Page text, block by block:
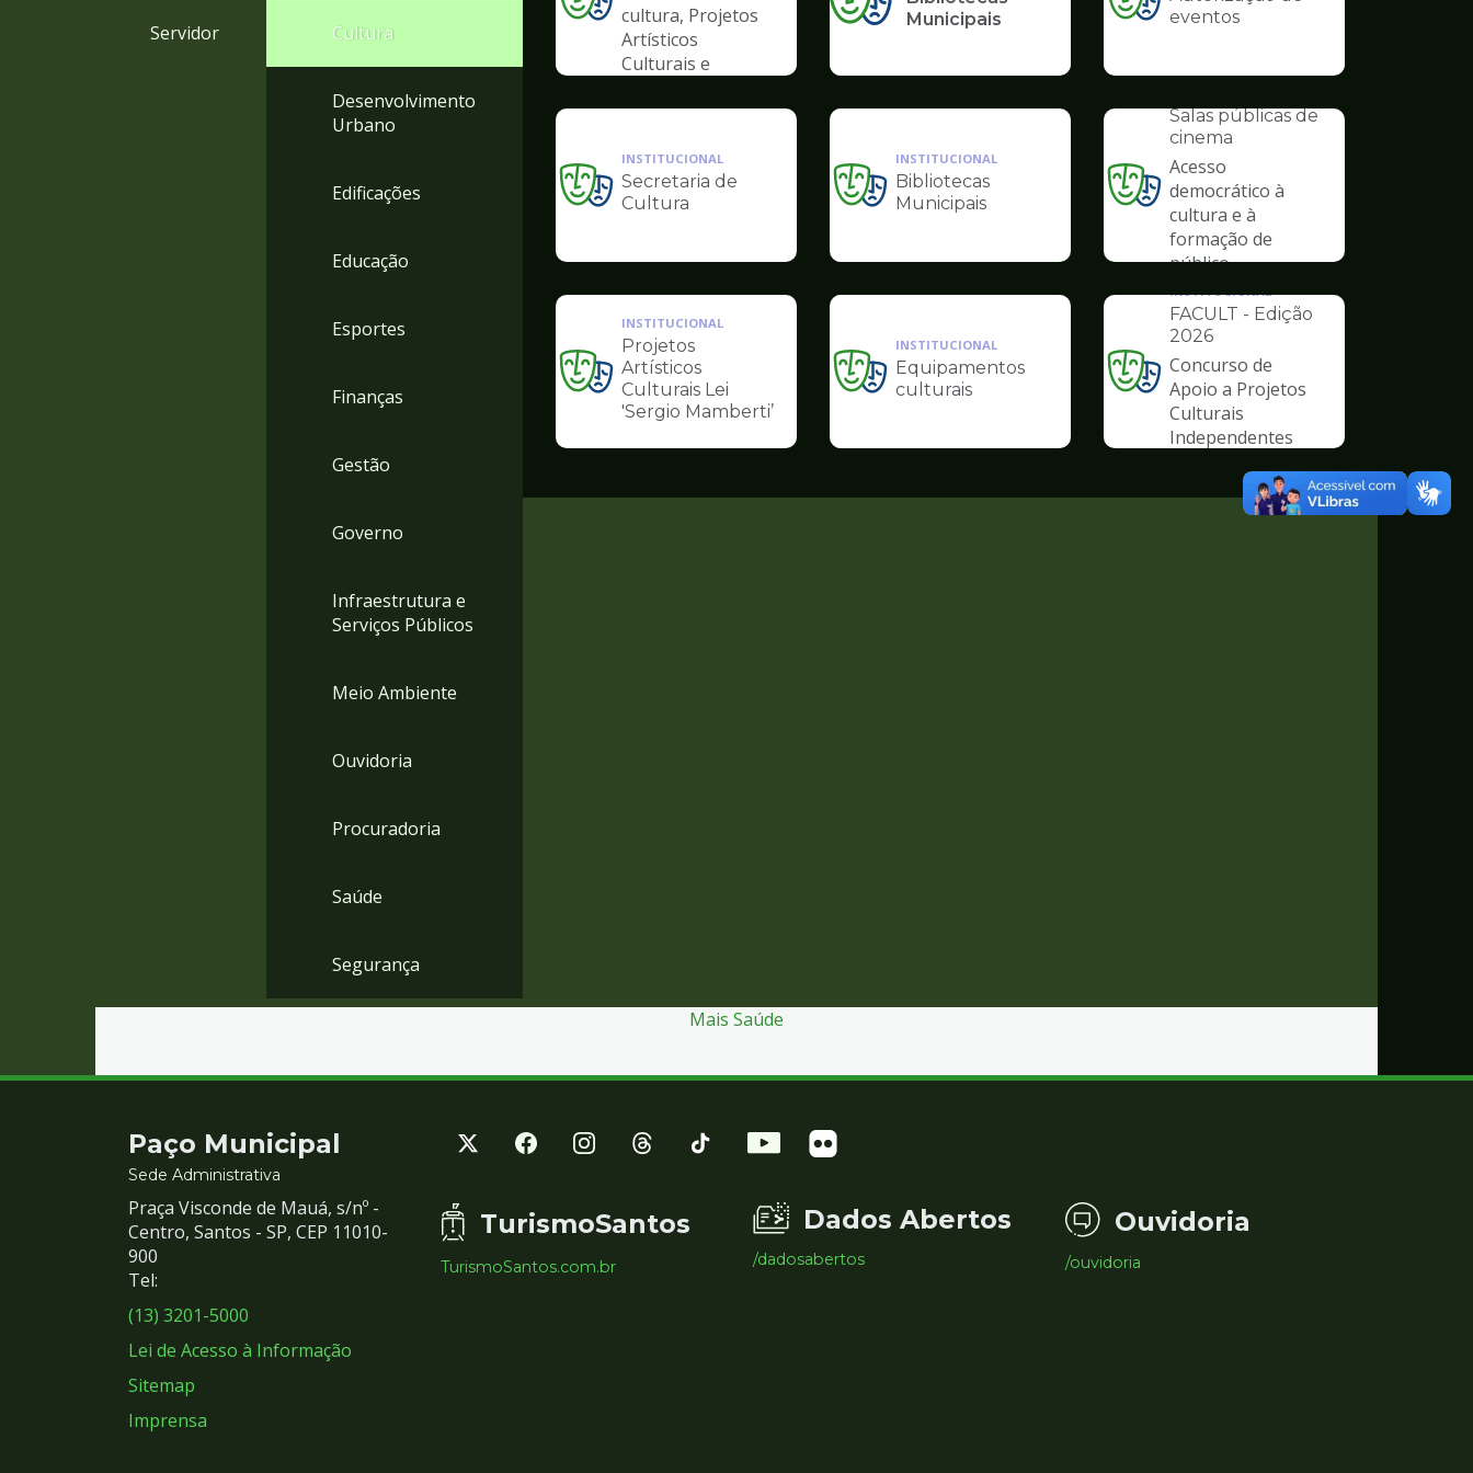
Servidor Cultura
Desenvolvimento
Urbano
Edificações
Educação
Esportes
Finanças
Gestão
Governo
Infraestrutura e
Serviços Públicos
Meio Ambiente
Ouvidoria
Procuradoria
Saúde
Segurança
Ilustração
pagina
de
Cultura
cultura, Projetos
Artísticos
Culturais e
Periferias
Municipais
Ilustração
de
Cultura
eventos
Ilustração
de
Cultura
INSTITUCIONAL
Secretaria de
Cultura
Ilustração
de
Cultura
INSTITUCIONAL
Bibliotecas
Municipais
Ilustração
pagina
de
Cultura
Salas públicas de
cinema
Acesso
democrático à
cultura e à
formação de
público
Ilustração
de
INSTITUCIONAL
Projetos
Artísticos
Culturais Lei
'Sergio Mamberti’
Ilustração
de
INSTITUCIONAL
Equipamentos
culturais
Ilustração
pagina
de
INSTITUCIONAL
FACULT - Edição
2026
Concurso de
Apoio a Projetos
Culturais
Independentes
Mais Saúde
Contato
e
Redes
Sociais
Paço Municipal
Sede Administrativa
Praça Visconde de Mauá, s/nº -
Centro, Santos - SP, CEP 11010-
900
Tel:
(13) 3201-5000
Lei de Acesso à Informação
Sitemap
Imprensa
TurismoSantos
TurismoSantos.com.br
Dados Abertos
/dadosabertos
Ouvidoria
/ouvidoria